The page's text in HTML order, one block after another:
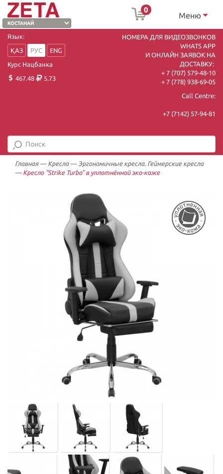
0
Меню
Язык:
ҚАЗ
РУС
ENG
Курс Нацбанка
467.48
5.73
НОМЕРА ДЛЯ ВИДЕОЗВОНКОВ
WHATS APP
И ОНЛАЙН ЗАЯВОК НА
ДОСТАВКУ:
+ 7 (707) 579-48-10
+ 7 (778) 938-69-05
Call Centre:
+7 (7142) 57-94-81
Главная— Кресла— Эргономичные кресла. Геймерские кресла
— Кресло "Strike Turbo" в уплотнённой эко-коже